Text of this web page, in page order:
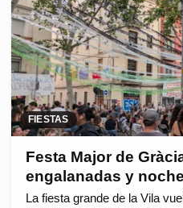
FIESTAS
Festa Major de
engalanadas y
La fiesta grande de la Vila